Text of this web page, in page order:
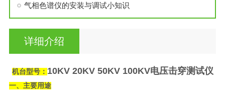
气相色谱仪的安装与调试小知识
详细介绍
机台型号： 10KV 20KV 50KV 100KV电压击穿测试仪
一、主要用途